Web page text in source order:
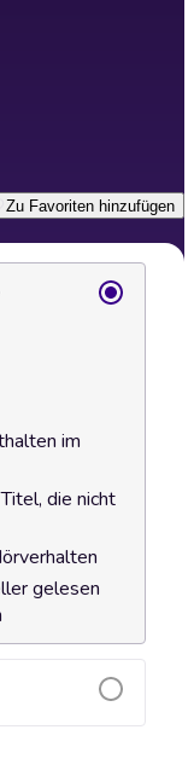
Zu Favoriten hinzufügen
im
die nicht
gelesen